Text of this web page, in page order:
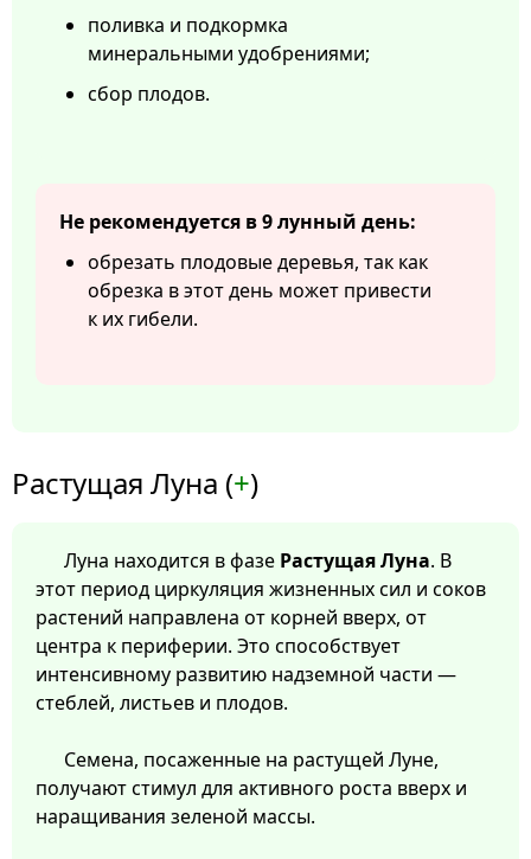
поливка и подкормка
минеральными удобрениями;
сбор плодов.
Не рекомендуется в 9 лунный день:
обрезать плодовые деревья, так как
обрезка в этот день может привести
к их гибели.
Растущая Луна (+)
Луна находится в фазе Растущая Луна. В
этот период циркуляция жизненных сил и соков
растений направлена от корней вверх, от
центра к периферии. Это способствует
интенсивному развитию надземной части —
стеблей, листьев и плодов.
Семена, посаженные на растущей Луне,
получают стимул для активного роста вверх и
наращивания зеленой массы.